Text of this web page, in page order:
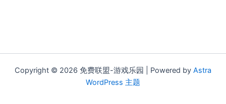
Copyright © 2026 免费联盟-游戏乐园 | Powered by Astra
WordPress 主题